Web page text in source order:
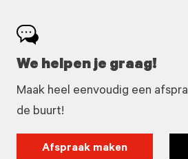
We helpen je graag!
Maak heel eenvoudig een
de buurt!
Afspraak maken